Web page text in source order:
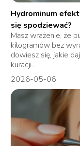
Hydrominum
się spodziewać?
Masz wrażenie, że
kilogramów bez
dowiesz się, jakie
kuracji...
2026-05-06